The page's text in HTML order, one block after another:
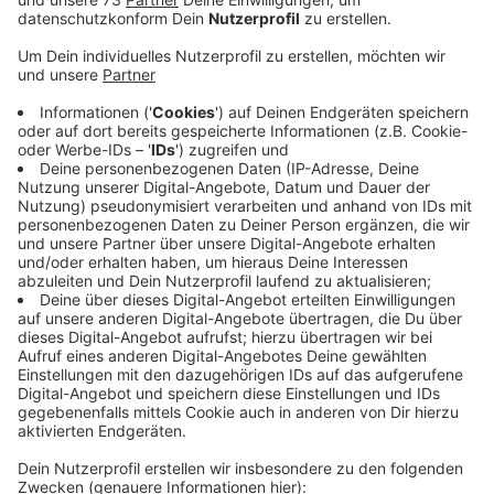
Anzeige
Ihr könnt Euch kostenlos dazu schalten
Anzeige
Wir haben uns daran gewöhnt, zu Hause zu arbeiten.
Aber wo geht`s jetzt hin? Was müssen Personalplaner
berücksichtigen, wie sollten sich Unternehmen
aufstellen? Antworten könnte es darauf heute bei
einem Online-Seminar geben. Das Kompetenzzentrum
Frau & Beruf Münsterland hat nämlich eine Referentin
eingeladen, die sich mit genau diesen Themen
beschäftigt hat. Ihr könnt Euch kostenlos dazu
schalten auch noch kurzfristig.
Konferenztool Zoom.